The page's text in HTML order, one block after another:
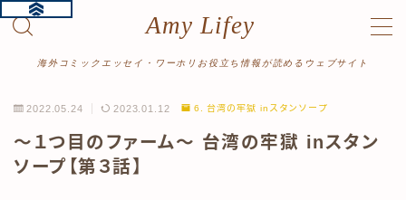
Amy Lifey
海外コミックエッセイ・ワーホリお役立ち情報が読めるウェブサイト
MENU
プロフィール
2022.05.24 2023.01.12 6. 台湾の牢獄 inスタンソープ
～１つ目のファーム～ 台湾の牢獄 inスタン
ソープ【第３話】